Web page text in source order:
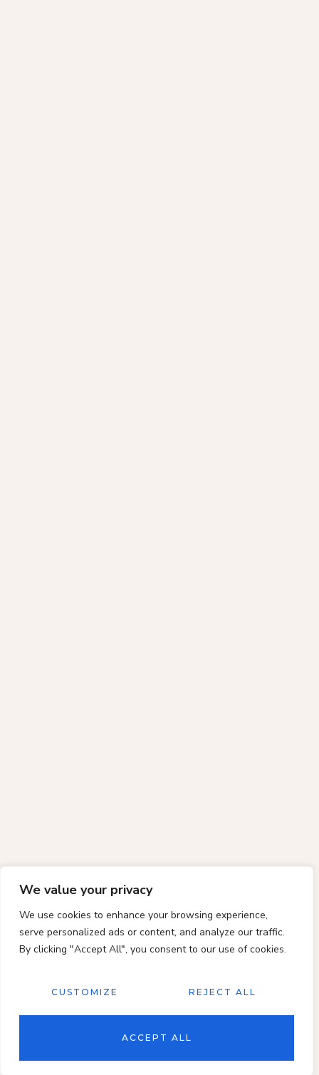
We value your privacy
We use cookies to enhance your browsing experience,
serve personalized ads or content, and analyze our traffic.
By clicking "Accept All", you consent to our use of cookies.
CUSTOMIZE REJECT ALL
ACCEPT ALL